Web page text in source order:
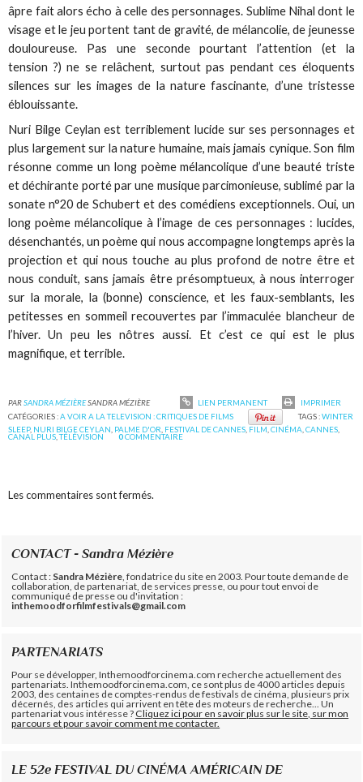
âpre fait alors écho à celle des personnages. Sublime Nihal dont le
visage et le jeu portent tant de gravité, de mélancolie, de jeunesse
douloureuse. Pas une seconde pourtant l’attention (et la
tension ?) ne se relâchent, surtout pas pendant ces éloquents
silences sur les images de la nature fascinante, d’une tristesse
éblouissante.
Nuri Bilge Ceylan est terriblement lucide sur ses personnages et
plus largement sur la nature humaine, mais jamais cynique. Son film
résonne comme un long poème mélancolique d’une beauté triste
et déchirante porté par une musique parcimonieuse, sublimé par la
sonate n°20 de Schubert et des comédiens exceptionnels. Oui, un
long poème mélancolique à l’image de ces personnages : lucides,
désenchantés, un poème qui nous accompagne longtemps après la
projection et qui nous touche au plus profond de notre être et
nous conduit, sans jamais être présomptueux, à nous interroger
sur la morale, la (bonne) conscience, et les faux-semblants, les
petitesses en sommeil recouvertes par l’immaculée blancheur de
l’hiver. Un peu les nôtres aussi. Et c’est ce qui est le plus
magnifique, et terrible.
PARSANDRA MÉZIÈRESANDRA MÉZIÈRE LIEN PERMANENT
IMPRIMER
CATÉGORIES :A VOIR A LA TELEVISION : CRITIQUES DE FILMS TAGS :WINTER
SLEEP, NURI BILGE CEYLAN PALME D'OR FESTIVAL DE CANNES FILM ,CINÉMA ,CANNES
CANAL PLUS ,TÉLÉVISION 0COMMENTAIRE
Les commentaires sont fermés.
CONTACT - Sandra Mézière
Contact : Sandra Mézière , fondatrice du site en 2003. Pour toute demande de
collaboration, de partenariat, de services presse, ou pour tout envoi de
communiqué de presse ou d'invitation :
inthemoodforfilmfestivals@gmail.com
PARTENARIATS
Pour se développer, Inthemoodforcinema.com recherche actuellement des
partenariats. Inthemoodforcinema.com, ce sont plus de 4000 articles depuis
2003, des centaines de comptes-rendus de festivals de cinéma, plusieurs prix
décernés, des articles qui arrivent en tête des moteurs de recherche... Un
partenariat vous intéresse ?Cliquez ici pour en savoir plus sur le site, sur mon
parcours et pour savoir comment me contacter.
LE 52e FESTIVAL DU CINÉMA AMÉRICAIN DE